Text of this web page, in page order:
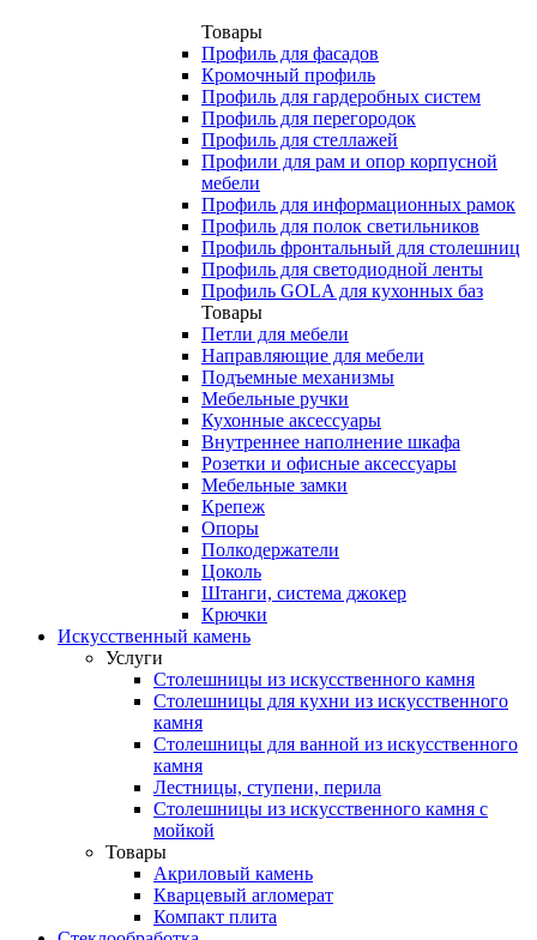
Товары
Профиль для фасадов
Кромочный профиль
Профиль для гардеробных систем
Профиль для перегородок
Профиль для стеллажей
Профили для рам и опор корпусной
мебели
Профиль для информационных рамок
Профиль для полок светильников
Профиль фронтальный для столешниц
Профиль для светодиодной ленты
Профиль GOLA для кухонных баз
Товары
Петли для мебели
Направляющие для мебели
Подъемные механизмы
Мебельные ручки
Кухонные аксессуары
Внутреннее наполнение шкафа
Розетки и офисные аксессуары
Мебельные замки
Крепеж
Опоры
Полкодержатели
Цоколь
Штанги, система джокер
Крючки
Искусственный камень
Услуги
Столешницы из искусственного камня
Столешницы для кухни из искусственного
камня
Столешницы для ванной из искусственного
камня
Лестницы, ступени, перила
Столешницы из искусственного камня с
мойкой
Товары
Акриловый камень
Кварцевый агломерат
Компакт плита